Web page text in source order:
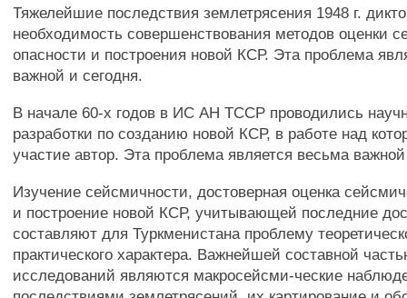
Тяжелейшие последствия землетрясения 1948 г.
необходимость совершенствования методов оценки
опасности и построения новой КСР. Эта проблема
важной и сегодня.
В начале 60-х годов в ИС АН ТССР проводились
разработки по созданию новой КСР, в работе над
участие автор. Эта проблема является весьма
Изучение сейсмичности, достоверная оценка
и построение новой КСР, учитывающей последние
составляют для Туркменистана проблему
практического характера. Важнейшей составной
исследований являются макросейсми-ческие